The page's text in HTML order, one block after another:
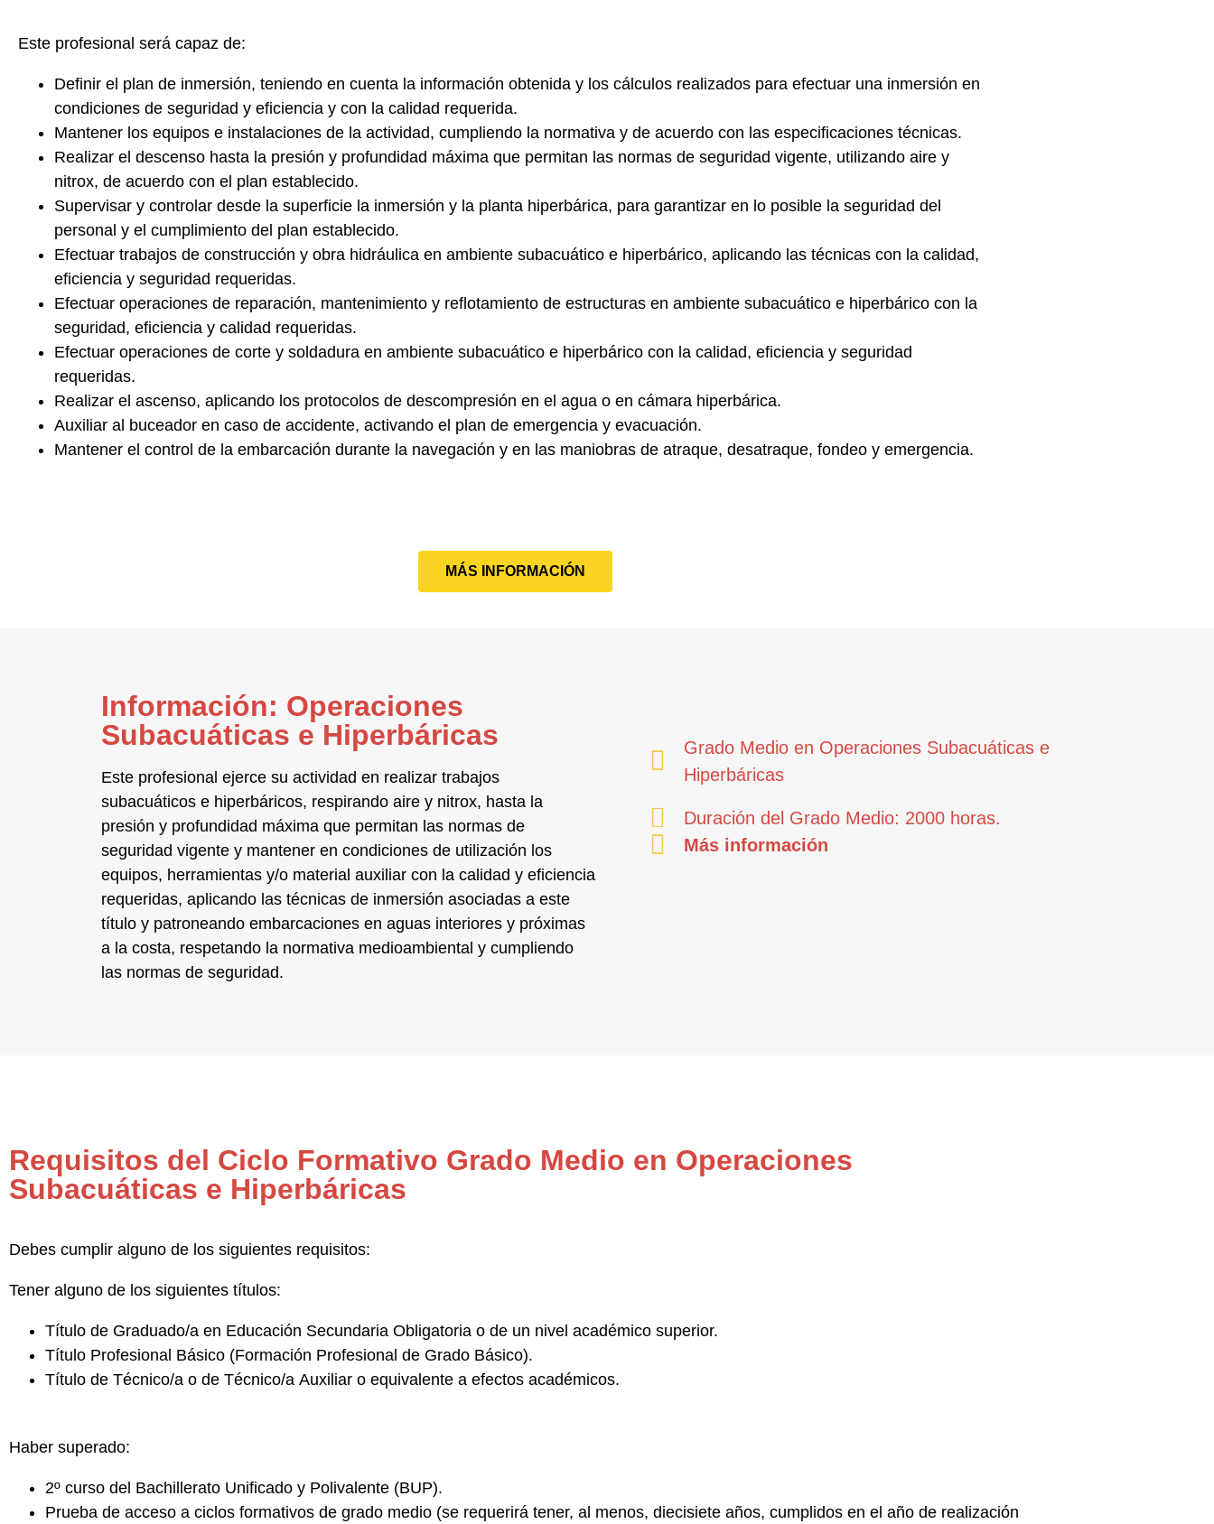
Este profesional será capaz de:
Definir el plan de inmersión, teniendo en cuenta la información obtenida y los cálculos realizados para efectuar una inmersión en
condiciones de seguridad y eficiencia y con la calidad requerida.
Mantener los equipos e instalaciones de la actividad, cumpliendo la normativa y de acuerdo con las especificaciones técnicas.
Realizar el descenso hasta la presión y profundidad máxima que permitan las normas de seguridad vigente, utilizando aire y
nitrox, de acuerdo con el plan establecido.
Supervisar y controlar desde la superficie la inmersión y la planta hiperbárica, para garantizar en lo posible la seguridad del
personal y el cumplimiento del plan establecido.
Efectuar trabajos de construcción y obra hidráulica en ambiente subacuático e hiperbárico, aplicando las técnicas con la calidad,
eficiencia y seguridad requeridas.
Efectuar operaciones de reparación, mantenimiento y reflotamiento de estructuras en ambiente subacuático e hiperbárico con la
seguridad, eficiencia y calidad requeridas.
Efectuar operaciones de corte y soldadura en ambiente subacuático e hiperbárico con la calidad, eficiencia y seguridad
requeridas.
Realizar el ascenso, aplicando los protocolos de descompresión en el agua o en cámara hiperbárica.
Auxiliar al buceador en caso de accidente, activando el plan de emergencia y evacuación.
Mantener el control de la embarcación durante la navegación y en las maniobras de atraque, desatraque, fondeo y emergencia.
MÁS INFORMACIÓN
Información: Operaciones
Subacuáticas e Hiperbáricas
Este profesional ejerce su actividad en realizar trabajos
subacuáticos e hiperbáricos, respirando aire y nitrox, hasta la
presión y profundidad máxima que permitan las normas de
seguridad vigente y mantener en condiciones de utilización los
equipos, herramientas y/o material auxiliar con la calidad y eficiencia
requeridas, aplicando las técnicas de inmersión asociadas a este
título y patroneando embarcaciones en aguas interiores y próximas
a la costa, respetando la normativa medioambiental y cumpliendo
las normas de seguridad.
Grado Medio en Operaciones Subacuáticas e
Hiperbáricas
Duración del Grado Medio: 2000 horas.
Más información
Requisitos del Ciclo Formativo Grado Medio en Operaciones
Subacuáticas e Hiperbáricas
Debes cumplir alguno de los siguientes requisitos:
Tener alguno de los siguientes títulos:
Título de Graduado/a en Educación Secundaria Obligatoria o de un nivel académico superior.
Título Profesional Básico (Formación Profesional de Grado Básico).
Título de Técnico/a o de Técnico/a Auxiliar o equivalente a efectos académicos.
Haber superado:
2º curso del Bachillerato Unificado y Polivalente (BUP).
Prueba de acceso a ciclos formativos de grado medio (se requerirá tener, al menos, diecisiete años, cumplidos en el año de realización